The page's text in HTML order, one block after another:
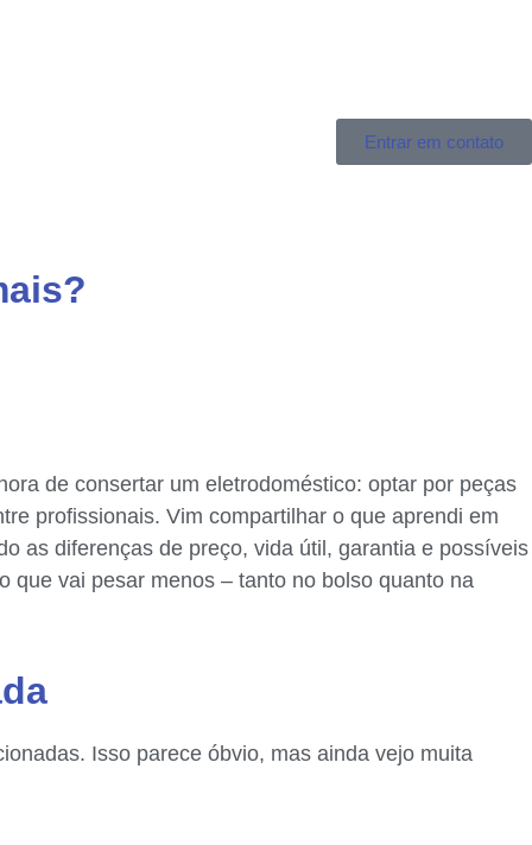
Entrar em contato
de consertar um eletrodoméstico: optar por peças
profissionais. Vim compartilhar o que aprendi em
as diferenças de preço, vida útil, garantia e possíveis
que vai pesar menos – tanto no bolso quanto na
Isso parece óbvio, mas ainda vejo muita